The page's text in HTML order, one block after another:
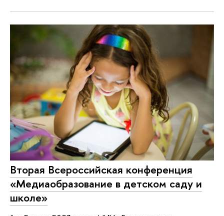
Вторая Всероссийская конференция
«Медиаобразование в детском саду и
школе»